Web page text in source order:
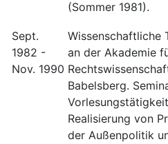
(Sommer 1981).
Sept.
1982 -
Nov. 1990
Wissenschaftliche
an der Akademie
Babelsberg.
Realisierung von
der Außenpolitik